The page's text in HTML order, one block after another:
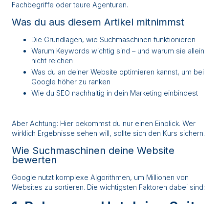
Fachbegriffe oder teure Agenturen.
Was du aus diesem Artikel mitnimmst
Die Grundlagen, wie Suchmaschinen funktionieren
Warum Keywords wichtig sind – und warum sie allein
nicht reichen
Was du an deiner Website optimieren kannst, um bei
Google höher zu ranken
Wie du SEO nachhaltig in dein Marketing einbindest
Aber Achtung: Hier bekommst du nur einen Einblick. Wer
wirklich Ergebnisse sehen will, sollte sich den Kurs sichern.
Wie Suchmaschinen deine Website
bewerten
Google nutzt komplexe Algorithmen, um Millionen von
Websites zu sortieren. Die wichtigsten Faktoren dabei sind: